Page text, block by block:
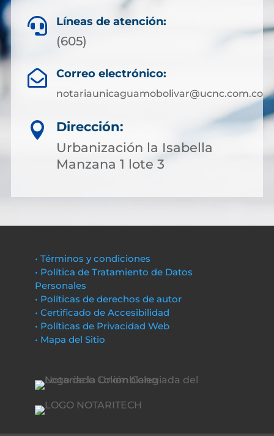
 Líneas de atención:
(605)
 Correo electrónico:
notariaunicaguamobolivar@ucnc.com.co

Dirección:
Urbanización la Isabella
Manzana 1 lote 3
• Términos y condiciones
• Política de Tratamiento de Datos
Personales
• Políticas de derechos de autor
• Certificado de Accesibilidad
• Políticas de Privacidad Web
• Mapa del Sitio